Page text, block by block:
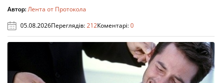
Автор:Лента от Протокола
05.08.2026Переглядів:212Коментарі:0